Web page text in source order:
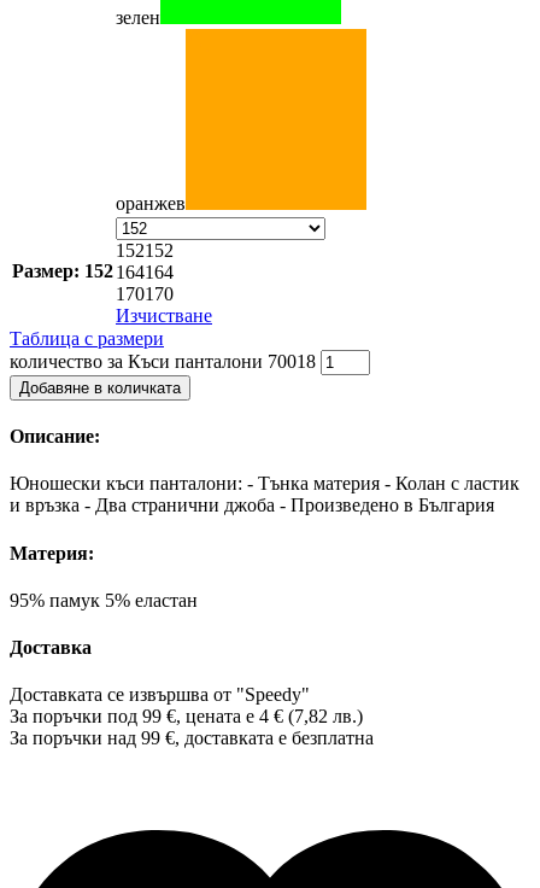
зелен
оранжев
Размер: 152
152152
164164
170170
Изчистване
Таблица с размери
количество за Къси панталони 70018
Добавяне в количката
Описание:
Юношески къси панталони: - Тънка материя - Колан с ластик
и връзка - Два странични джоба - Произведено в България
Материя:
95% памук 5% еластан
Доставка
Доставката се извършва от "Speedy"
За поръчки под 99 €, цената е 4 € (7,82 лв.)
За поръчки над 99 €, доставката е безплатна